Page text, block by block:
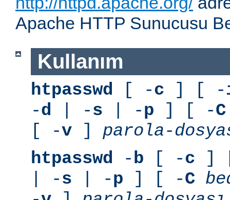
Apache HTTP Sunucusu
Kullanım
htpasswd [ -c ] [ -
-d | -s | -p ] [ -C
[ -v ] parola-
htpasswd -b [ -c ]
| -s | -p ] [ -C